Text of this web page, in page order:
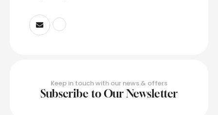
Keep in touch with our news & offers
Subscribe to Our Newsletter